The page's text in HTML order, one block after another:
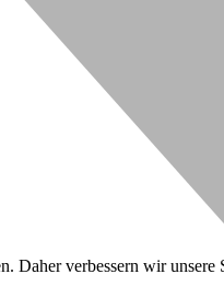
Daher verbessern wir